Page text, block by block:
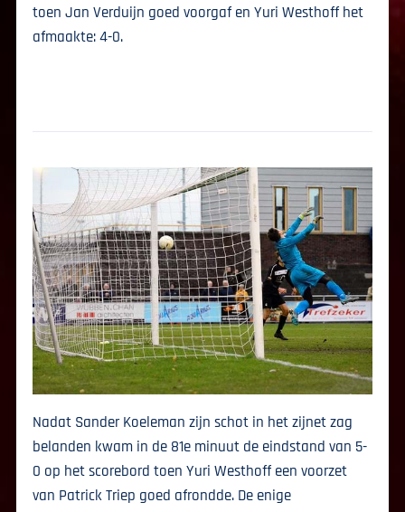
toen Jan Verduijn goed voorgaf en Yuri Westhoff het
afmaakte: 4-0.
Nadat Sander Koeleman zijn schot in het zijnet zag
belanden kwam in de 81e minuut de eindstand van 5-
0 op het scorebord toen Yuri Westhoff een voorzet
van Patrick Triep goed afrondde. De enige